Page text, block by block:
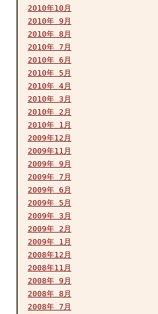
2010年10月
2010年 9月
2010年 8月
2010年 7月
2010年 6月
2010年 5月
2010年 4月
2010年 3月
2010年 2月
2010年 1月
2009年12月
2009年11月
2009年 9月
2009年 7月
2009年 6月
2009年 5月
2009年 3月
2009年 2月
2009年 1月
2008年12月
2008年11月
2008年 9月
2008年 8月
2008年 7月